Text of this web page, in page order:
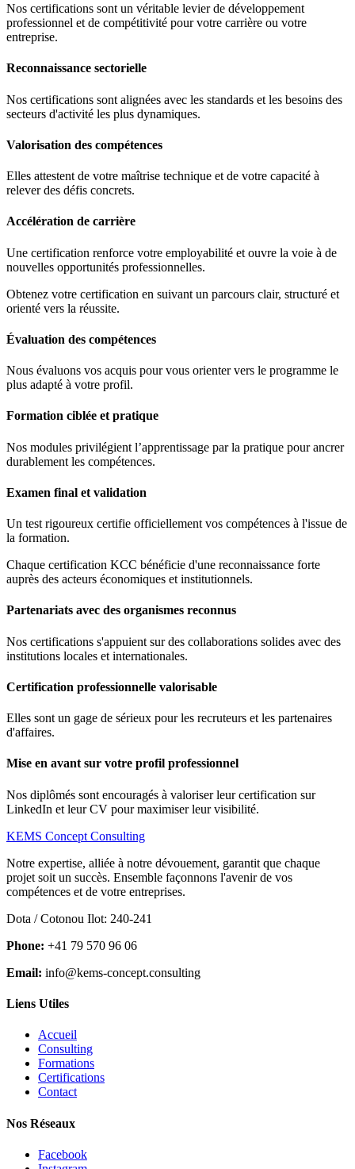
Nos certifications sont un véritable levier de développement
professionnel et de compétitivité pour votre carrière ou votre
entreprise.
Reconnaissance sectorielle
Nos certifications sont alignées avec les standards et les besoins des
secteurs d'activité les plus dynamiques.
Valorisation des compétences
Elles attestent de votre maîtrise technique et de votre capacité à
relever des défis concrets.
Accélération de carrière
Une certification renforce votre employabilité et ouvre la voie à de
nouvelles opportunités professionnelles.
Obtenez votre certification en suivant un parcours clair, structuré et
orienté vers la réussite.
Évaluation des compétences
Nous évaluons vos acquis pour vous orienter vers le programme le
plus adapté à votre profil.
Formation ciblée et pratique
Nos modules privilégient l’apprentissage par la pratique pour ancrer
durablement les compétences.
Examen final et validation
Un test rigoureux certifie officiellement vos compétences à l'issue de
la formation.
Chaque certification KCC bénéficie d'une reconnaissance forte
auprès des acteurs économiques et institutionnels.
Partenariats avec des organismes reconnus
Nos certifications s'appuient sur des collaborations solides avec des
institutions locales et internationales.
Certification professionnelle valorisable
Elles sont un gage de sérieux pour les recruteurs et les partenaires
d'affaires.
Mise en avant sur votre profil professionnel
Nos diplômés sont encouragés à valoriser leur certification sur
LinkedIn et leur CV pour maximiser leur visibilité.
KEMS Concept Consulting
Notre expertise, alliée à notre dévouement, garantit que chaque
projet soit un succès. Ensemble façonnons l'avenir de vos
compétences et de votre entreprises.
Dota / Cotonou Ilot: 240-241
Phone: +41 79 570 96 06
Email: info@kems-concept.consulting
Liens Utiles
Accueil
Consulting
Formations
Certifications
Contact
Nos Réseaux
Facebook